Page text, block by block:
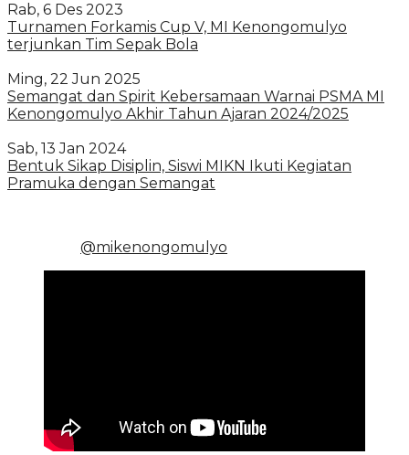
Rab, 6 Des 2023
Turnamen Forkamis Cup V, MI Kenongomulyo
terjunkan Tim Sepak Bola
Ming, 22 Jun 2025
Semangat dan Spirit Kebersamaan Warnai PSMA MI
Kenongomulyo Akhir Tahun Ajaran 2024/2025
Sab, 13 Jan 2024
Bentuk Sikap Disiplin, Siswi MIKN Ikuti Kegiatan
Pramuka dengan Semangat
@mikenongomulyo